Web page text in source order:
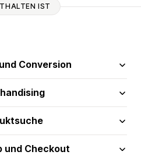
IST
Conversion
und Checkout